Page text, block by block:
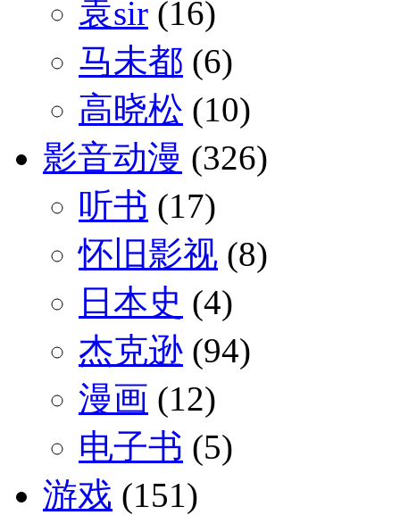
袁sir (16)
马未都 (6)
高晓松 (10)
影音动漫 (326)
听书 (17)
怀旧影视 (8)
日本史 (4)
杰克逊 (94)
漫画 (12)
电子书 (5)
游戏 (151)